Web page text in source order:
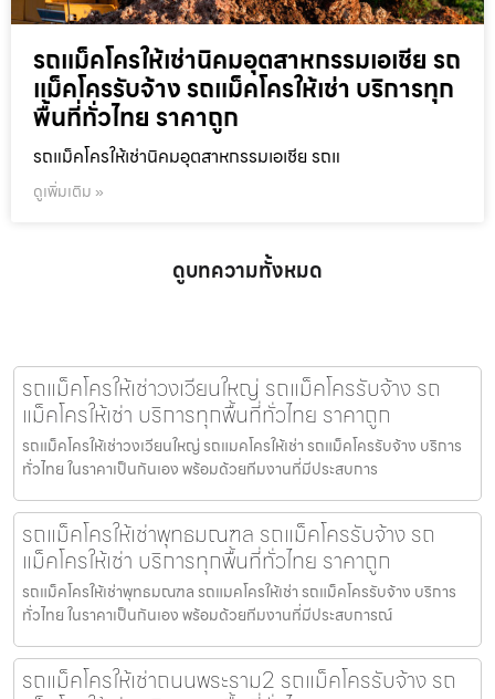
รถแม็คโครให้เช่านิคมอุตสาหกรรมเอเชีย รถ
แม็คโครรับจ้าง รถแม็คโครให้เช่า บริการทุก
พื้นที่ทั่วไทย ราคาถูก
รถแม็คโครให้เช่านิคมอุตสาหกรรมเอเชีย รถแ
ดูเพิ่มเติม »
ดูบทความทั้งหมด
รถแม็คโครให้เช่าวงเวียนใหญ่ รถแม็คโครรับจ้าง รถ
แม็คโครให้เช่า บริการทุกพื้นที่ทั่วไทย ราคาถูก
รถแม็คโครให้เช่าวงเวียนใหญ่ รถแมคโครให้เช่า รถแม็คโครรับจ้าง บริการ
ทั่วไทย ในราคาเป็นกันเอง พร้อมด้วยทีมงานที่มีประสบการ
รถแม็คโครให้เช่าพุทธมณฑล รถแม็คโครรับจ้าง รถ
แม็คโครให้เช่า บริการทุกพื้นที่ทั่วไทย ราคาถูก
รถแม็คโครให้เช่าพุทธมณฑล รถแมคโครให้เช่า รถแม็คโครรับจ้าง บริการ
ทั่วไทย ในราคาเป็นกันเอง พร้อมด้วยทีมงานที่มีประสบการณ์
รถแม็คโครให้เช่าถนนพระราม2 รถแม็คโครรับจ้าง รถ